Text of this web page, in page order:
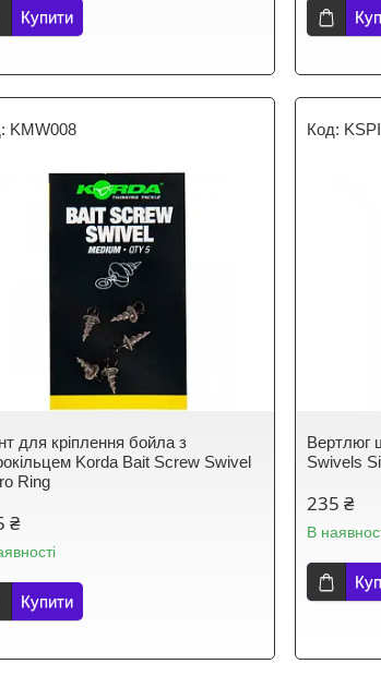
Купити
KMW008
для кріплення бойла з
Korda Bait Screw Swivel
Ring
₴
Купити
Вертлюг
Swivels
235 ₴
В